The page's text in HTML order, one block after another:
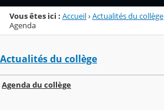
Vous êtes ici : Accueil›Actualités du collège
Agenda
Actualités du collège
Agenda du collège